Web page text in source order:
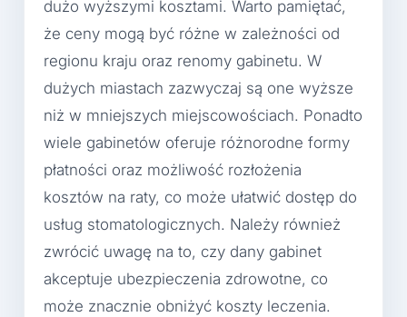
dużo wyższymi kosztami. Warto pamiętać,
że ceny mogą być różne w zależności od
regionu kraju oraz renomy gabinetu. W
dużych miastach zazwyczaj są one wyższe
niż w mniejszych miejscowościach. Ponadto
wiele gabinetów oferuje różnorodne formy
płatności oraz możliwość rozłożenia
kosztów na raty, co może ułatwić dostęp do
usług stomatologicznych. Należy również
zwrócić uwagę na to, czy dany gabinet
akceptuje ubezpieczenia zdrowotne, co
może znacznie obniżyć koszty leczenia.